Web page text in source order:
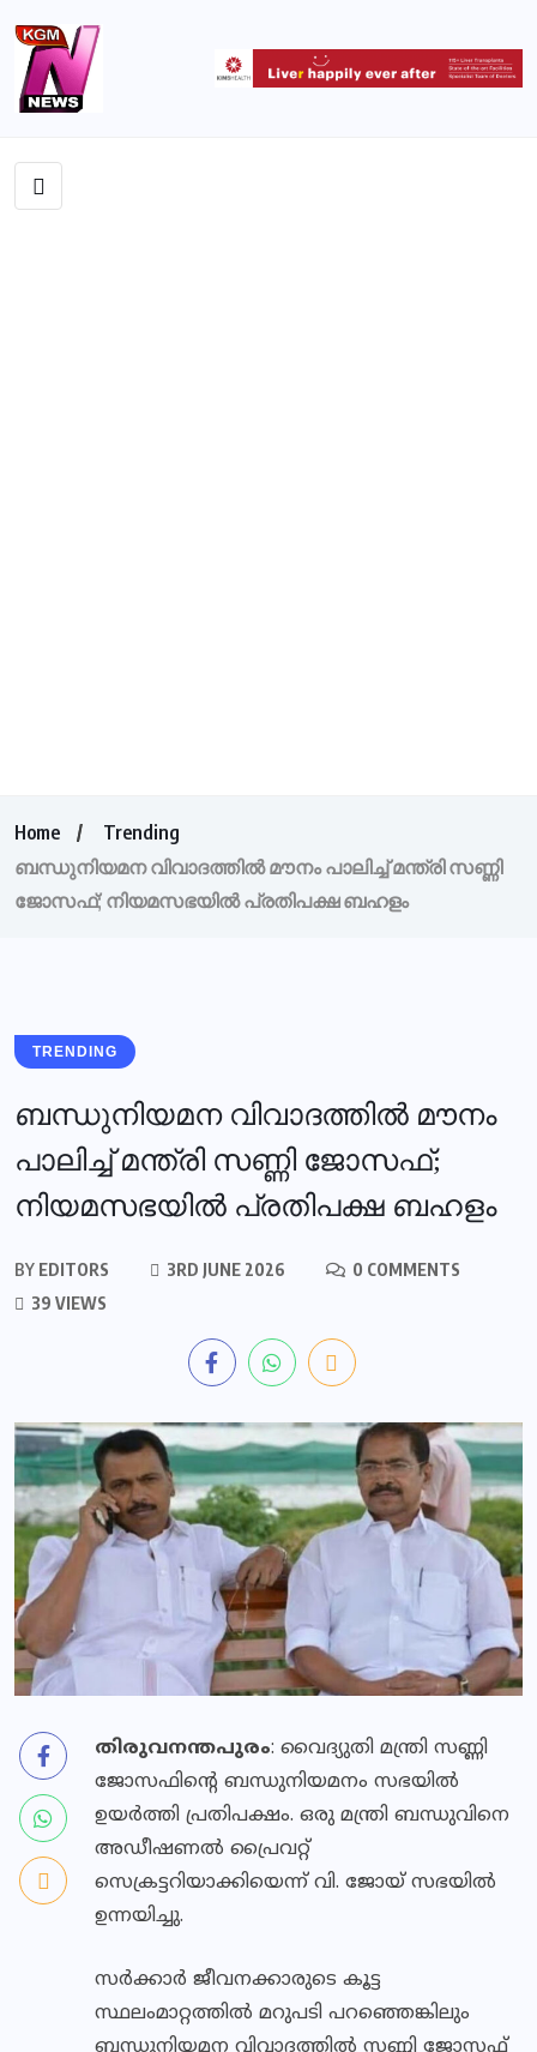
Home
Trending
ബന്ധുനിയമന വിവാദത്തിൽ മൗനം പാലിച്ച് മന്ത്രി സണ്ണി
ജോസഫ്; നിയമസഭയിൽ പ്രതിപക്ഷ ബഹളം
TRENDING
ബന്ധുനിയമന വിവാദത്തിൽ മൗനം
പാലിച്ച് മന്ത്രി സണ്ണി ജോസഫ്;
നിയമസഭയിൽ പ്രതിപക്ഷ ബഹളം
BY EDITORS 3RD JUNE 2026
0 COMMENTS
39 VIEWS
തിരുവനന്തപുരം: വൈദ്യുതി മന്ത്രി സണ്ണി
ജോസഫിന്റെ ബന്ധുനിയമനം സഭയില്‍
ഉയര്‍ത്തി പ്രതിപക്ഷം. ഒരു മന്ത്രി ബന്ധുവിനെ
അഡീഷണല്‍ പ്രൈവറ്റ്
സെക്രട്ടറിയാക്കിയെന്ന് വി. ജോയ് സഭയില്‍
ഉന്നയിച്ചു.
സര്‍ക്കാര്‍ ജീവനക്കാരുടെ കൂട്ട
സ്ഥലംമാറ്റത്തില്‍ മറുപടി പറഞ്ഞെങ്കിലും
ബന്ധുനിയമന വിവാദത്തില്‍ സണ്ണി ജോസഫ്